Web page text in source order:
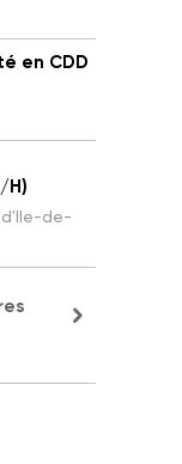
en CDD
H)
d'Ile-de-